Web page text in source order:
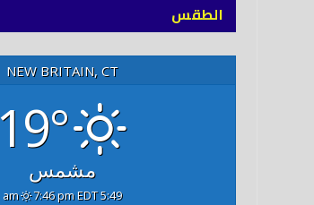
الطقس
NEW BRITAIN, CT
19°
مشمس
5:49 am
7:46 pm EDT